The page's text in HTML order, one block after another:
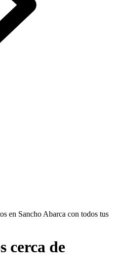
en Sancho Abarca con todos tus
cerca de